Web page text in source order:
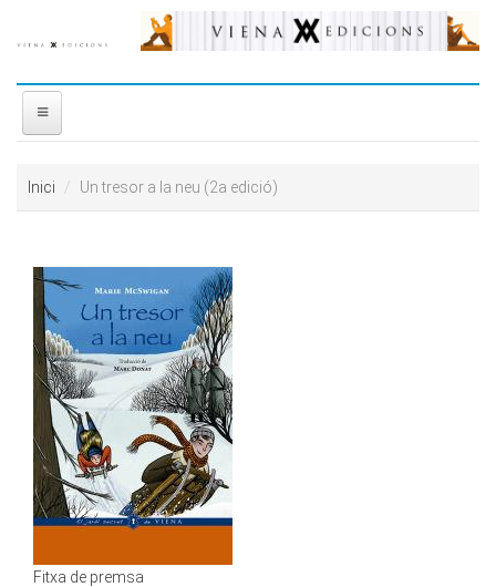
DISTRIBUÏDORA
PREMIS
CONTACTE
Inici Un tresor a la neu (2a edició)
Fitxa de premsa